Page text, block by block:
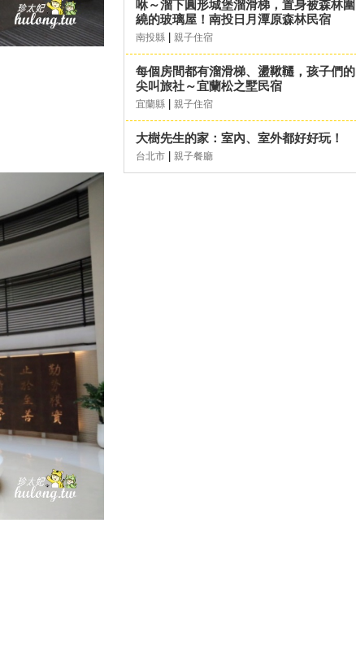
咻～溜下圓形城堡溜滑梯，置身被森林圍
繞的玻璃屋！南投日月潭原森林民宿
南投縣 親子住宿
每個房間都有溜滑梯、盪鞦韆，孩子們的
尖叫旅社～宜蘭松之墅民宿
宜蘭縣 親子住宿
大樹先生的家：室內、室外都好好玩！
台北市 親子餐廳